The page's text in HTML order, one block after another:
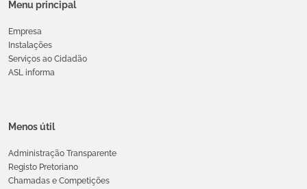
Menu principal
Empresa
Instalações
Serviços ao Cidadão
ASL informa
Menos útil
Administração Transparente
Registo Pretoriano
Chamadas e Competições